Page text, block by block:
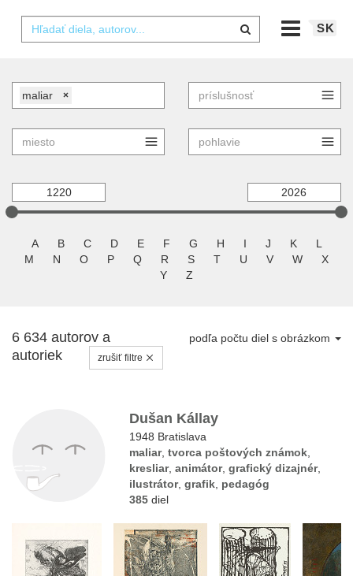
SK
maliar ×
A B C D E F G H I J K
L
M
N O P Q R S T U V W
X
Y
Z
6 634 autorov a
autoriek
zrušiť filtre
podľa počtu diel s obrázkom
Dušan Kállay
1948 Bratislava
maliar,tvorca poštových známok
kresliar,animátor,grafický dizajnér,
ilustrátor,grafik pedagóg
385 diel